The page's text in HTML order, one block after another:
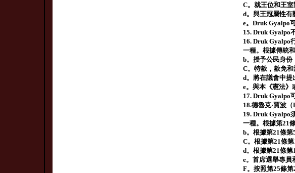
C。就王位和王室
d。與王冠屬性有
e。Druk Gyalpo
15. Druk Gyalpo
16. Druk Gyalpo
一種。根據傳統
b。授予公民身份
C。特赦，赦免和
d。將在議會中提
e。與本《憲法》
17. Druk Gyalpo
18.德魯克·賈波
19. Druk Gyalpo
一種。根據第21
b。根據第21條第
C。根據第21條
d。根據第21條第
e。首席選舉專員
F。按照第25條第